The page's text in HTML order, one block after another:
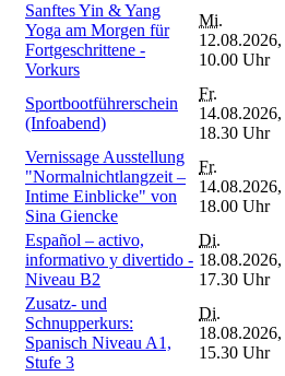
Sanftes Yin & Yang
Yoga am Morgen für
Fortgeschrittene -
Vorkurs
Mi.
12.08.2026,
10.00 Uhr
Sportbootführerschein
(Infoabend)
Fr.
14.08.2026,
18.30 Uhr
Vernissage Ausstellung
"Normalnichtlangzeit –
Intime Einblicke" von
Sina Giencke
Fr.
14.08.2026,
18.00 Uhr
Español – activo,
informativo y divertido -
Niveau B2
Di.
18.08.2026,
17.30 Uhr
Zusatz- und
Schnupperkurs:
Spanisch Niveau A1,
Stufe 3
Di.
18.08.2026,
15.30 Uhr